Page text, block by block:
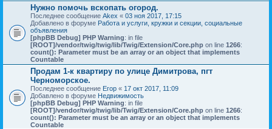
Нужно помочь вскопать огород.
Последнее сообщение Akex « 03 ноя 2017, 17:15
Добавлено в форуме Работа и услуги, кружки и секции, социальные
объявления
[phpBB Debug] PHP Warning: in file
[ROOT]/vendor/twig/twig/lib/Twig/Extension/Core.php on line 1266:
count(): Parameter must be an array or an object that implements
Countable
Продам 1-к квартиру по улице Димитрова, пгт
Черноморское.
Последнее сообщение Егор « 17 окт 2017, 11:09
Добавлено в форуме Недвижимость
[phpBB Debug] PHP Warning: in file
[ROOT]/vendor/twig/twig/lib/Twig/Extension/Core.php on line 1266:
count(): Parameter must be an array or an object that implements
Countable